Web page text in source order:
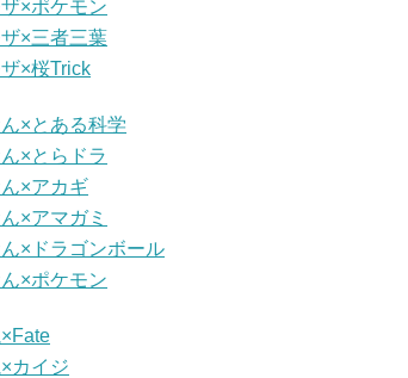
×ポケモン
×三者三葉
×桜Trick
×とある科学
×とらドラ
×アカギ
×アマガミ
×ドラゴンボール
×ポケモン
カイジ